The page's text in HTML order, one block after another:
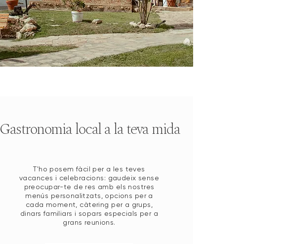
Gastronomia local a la teva mida
T'ho posem fàcil per a les teves
vacances i celebracions: gaudeix sense
preocupar-te de res amb els nostres
menús personalitzats, opcions per a
cada moment, càtering per a grups,
dinars familiars i sopars especials per a
grans reunions.